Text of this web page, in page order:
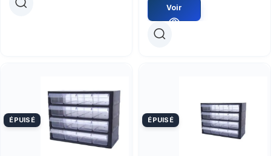
Voir
ÉPUISÉ ÉPUISÉ